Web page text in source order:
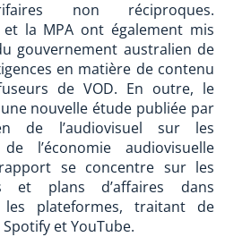
non réciproques.
et la MPA ont également mis
gouvernement australien de
en matière de contenu
de VOD. En outre, le
nouvelle étude publiée par
de l’audiovisuel sur les
l’économie audiovisuelle
se concentre sur les
et plans d’affaires dans
les plateformes, traitant de
et YouTube.